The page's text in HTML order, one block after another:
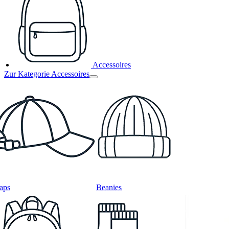
Accessoires
Zur Kategorie Accessoires
Beanies